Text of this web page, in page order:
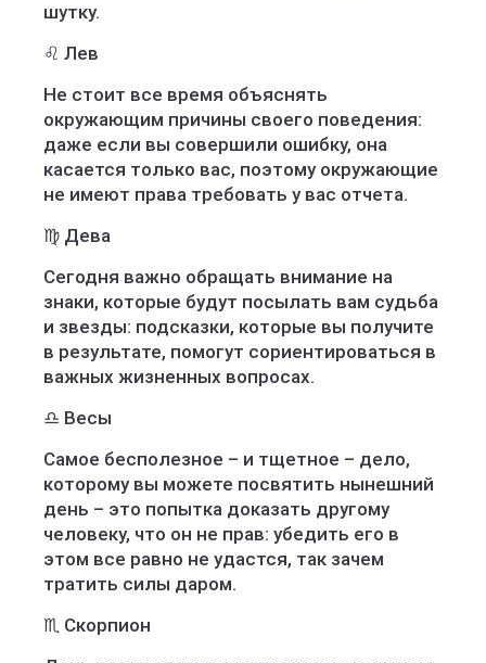
шутку.
♌️ Лев
Не стоит все время объяснять
окружающим причины своего поведения:
даже если вы совершили ошибку, она
касается только вас, поэтому окружающие
не имеют права требовать у вас отчета.
♍️ Дева
Сегодня важно обращать внимание на
знаки, которые будут посылать вам судьба
и звезды: подсказки, которые вы получите
в результате, помогут сориентироваться в
важных жизненных вопросах.
♎️ Весы
Самое бесполезное – и тщетное – дело,
которому вы можете посвятить нынешний
день – это попытка доказать другому
человеку, что он не прав: убедить его в
этом все равно не удастся, так зачем
тратить силы даром.
♏️ Скорпион